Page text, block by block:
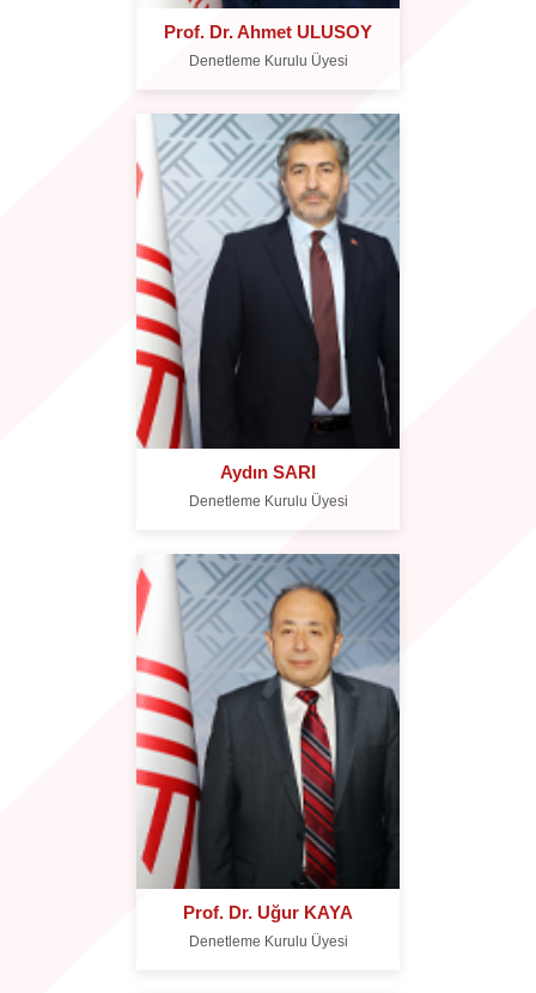
Prof. Dr. Ahmet ULUSOY
Denetleme Kurulu Üyesi
Aydın SARI
Denetleme Kurulu Üyesi
Prof. Dr. Uğur KAYA
Denetleme Kurulu Üyesi